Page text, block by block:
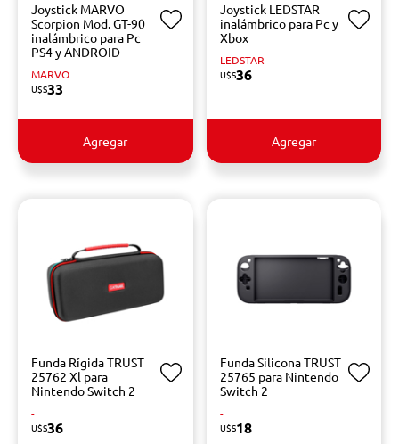
Joystick MARVO
Scorpion Mod. GT-90
inalámbrico para Pc
PS4 y ANDROID
MARVO
U$S33
Agregar
Joystick LEDSTAR
inalámbrico para Pc y
Xbox
LEDSTAR
U$S36
Agregar
Funda Rígida TRUST
25762 Xl para
Nintendo Switch 2
-
U$S36
Funda Silicona TRUST
25765 para Nintendo
Switch 2
-
U$S18